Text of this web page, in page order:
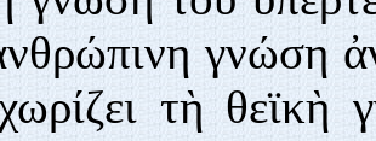
γνώση
τὴ θεϊκὴ